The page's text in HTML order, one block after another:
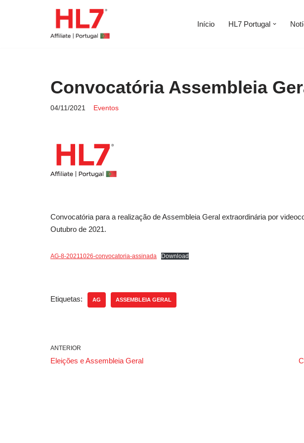
Início HL7 Portugal
Convocatória Assembleia
04/11/2021 Eventos
Convocatória para a realização de Assembleia Geral extraordinária por
Outubro de 2021.
AG-8-20211026-convocatoria-assinada Download
Etiquetas: AG ASSEMBLEIA GERAL
ANTERIOR
Eleições e Assembleia Geral